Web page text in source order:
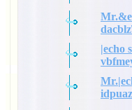
|echo